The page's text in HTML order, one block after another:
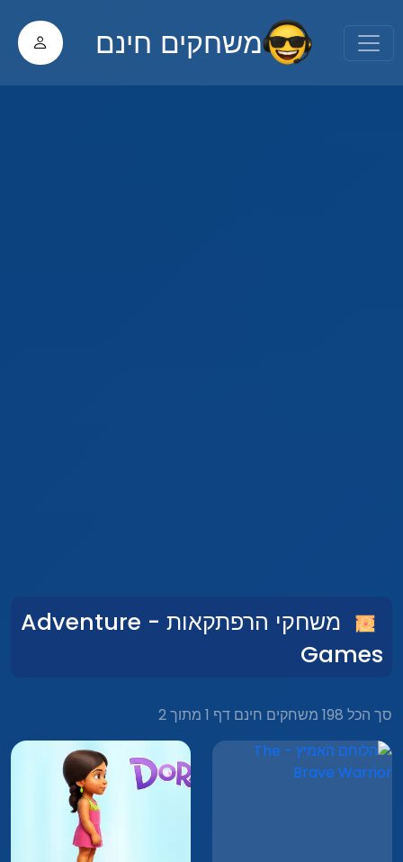
משחקים חינם
משחקי הרפתקאות - Adventure
Games
סך הכל 198 משחקים חינם דף 1 מתוך 2